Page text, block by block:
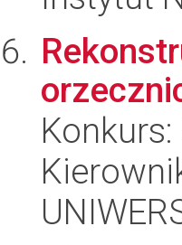
Konkurs: